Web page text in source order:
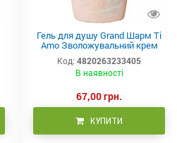
Гель для душу Grand Шарм Ti
Amo Зволожувальний крем
400 мл
Код: 4820263233405
В наявності
67,00 грн.
КУПИТИ